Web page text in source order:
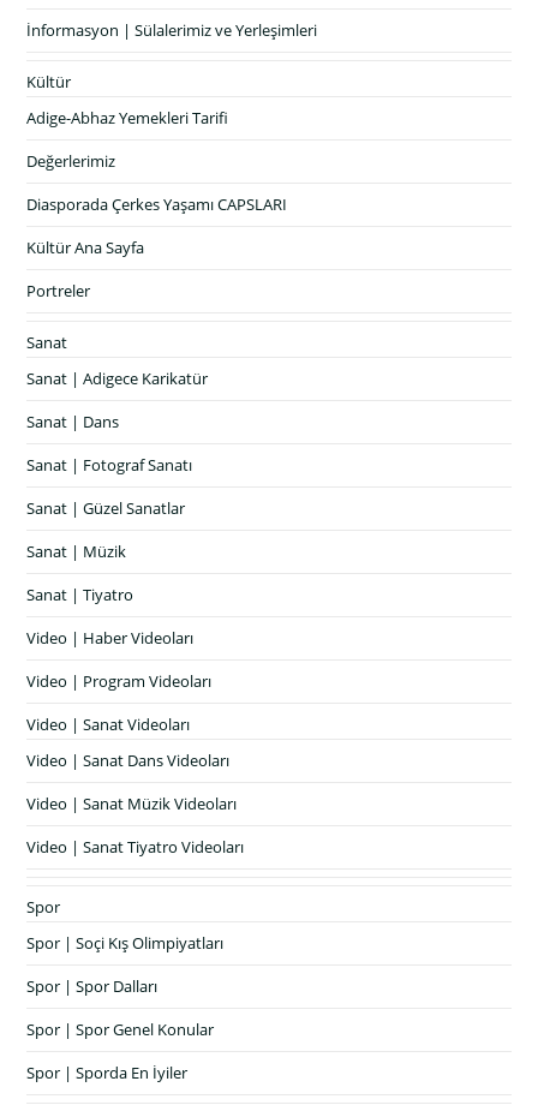
İnformasyon | Sülalerimiz ve Yerleşimleri
Kültür
Adige-Abhaz Yemekleri Tarifi
Değerlerimiz
Diasporada Çerkes Yaşamı CAPSLARI
Kültür Ana Sayfa
Portreler
Sanat
Sanat | Adigece Karikatür
Sanat | Dans
Sanat | Fotograf Sanatı
Sanat | Güzel Sanatlar
Sanat | Müzik
Sanat | Tiyatro
Video | Haber Videoları
Video | Program Videoları
Video | Sanat Videoları
Video | Sanat Dans Videoları
Video | Sanat Müzik Videoları
Video | Sanat Tiyatro Videoları
Spor
Spor | Soçi Kış Olimpiyatları
Spor | Spor Dalları
Spor | Spor Genel Konular
Spor | Sporda En İyiler